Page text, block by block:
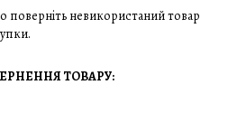
поверніть невикористаний товар
ТОВАРУ: